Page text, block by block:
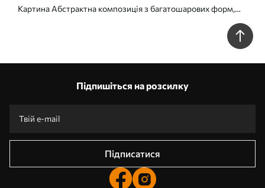
Картина Абстрактна композиція з багатошарових форм,
схожих на пелюстки, з витонченими, плавними лініями Арт.
Підпишіться на розсилку
Підписатися